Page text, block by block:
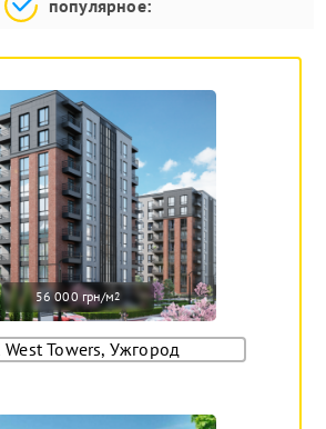
популярное:
56 000 грн/м2
Towers, Ужгород